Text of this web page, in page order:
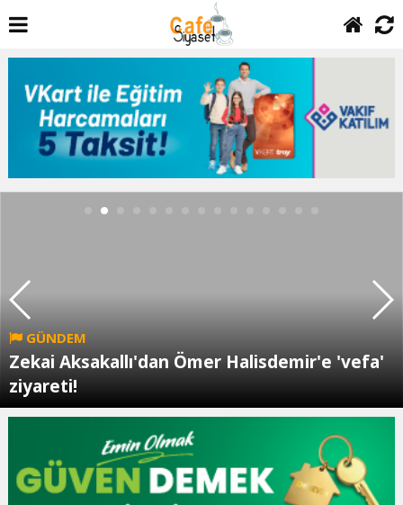
GÜNDEM
Zekai Aksakallı'dan Ömer Halisdemir'e 'vefa'
ziyareti!